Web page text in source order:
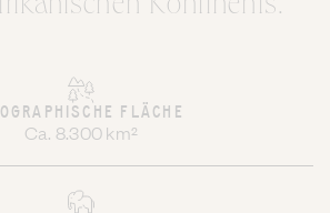
Kontinents.
FLÄCHE
Ca. 8.300 km²